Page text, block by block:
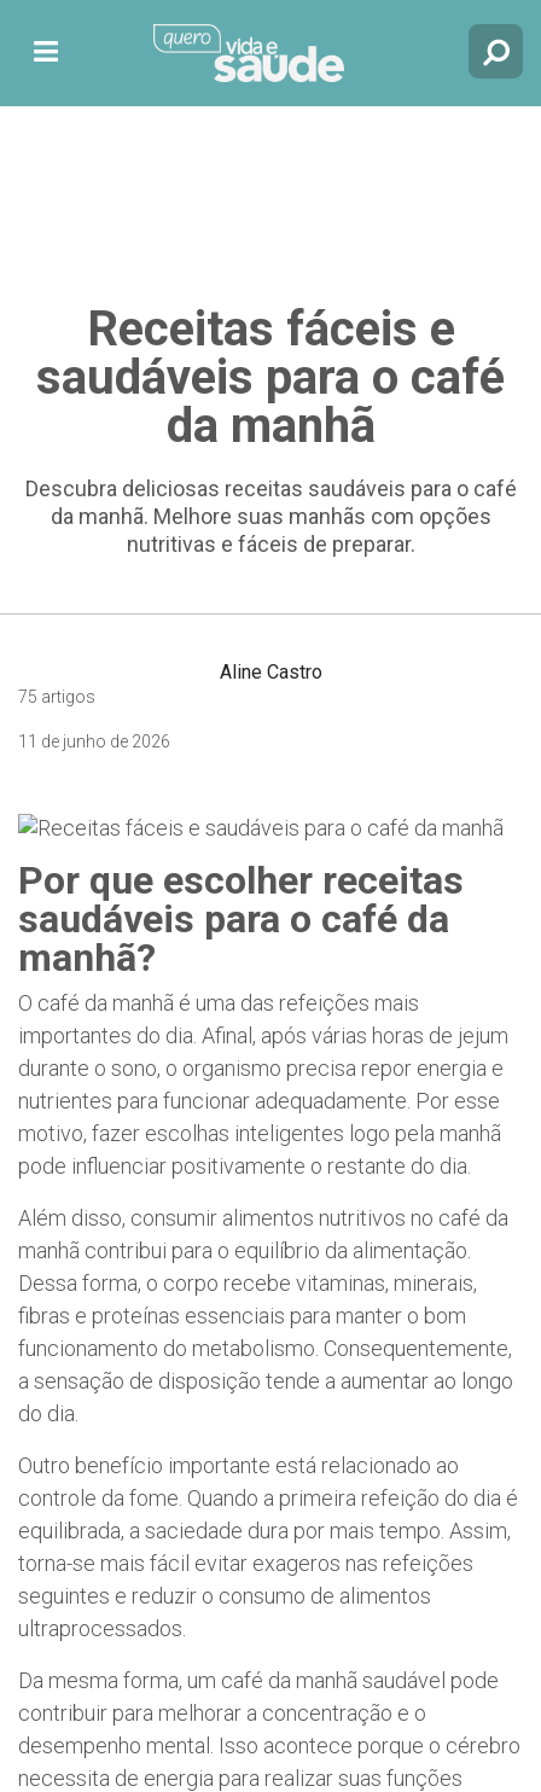
Receitas fáceis e
saudáveis para o café
da manhã
Descubra deliciosas receitas saudáveis para o café
da manhã. Melhore suas manhãs com opções
nutritivas e fáceis de preparar.
Aline Castro
75 artigos
11 de junho de 2026
Por que escolher receitas
saudáveis para o café da
manhã?
O café da manhã é uma das refeições mais
importantes do dia. Afinal, após várias horas de jejum
durante o sono, o organismo precisa repor energia e
nutrientes para funcionar adequadamente. Por esse
motivo, fazer escolhas inteligentes logo pela manhã
pode influenciar positivamente o restante do dia.
Além disso, consumir alimentos nutritivos no café da
manhã contribui para o equilíbrio da alimentação.
Dessa forma, o corpo recebe vitaminas, minerais,
fibras e proteínas essenciais para manter o bom
funcionamento do metabolismo. Consequentemente,
a sensação de disposição tende a aumentar ao longo
do dia.
Outro benefício importante está relacionado ao
controle da fome. Quando a primeira refeição do dia é
equilibrada, a saciedade dura por mais tempo. Assim,
torna-se mais fácil evitar exageros nas refeições
seguintes e reduzir o consumo de alimentos
ultraprocessados.
Da mesma forma, um café da manhã saudável pode
contribuir para melhorar a concentração e o
desempenho mental. Isso acontece porque o cérebro
necessita de energia para realizar suas funções